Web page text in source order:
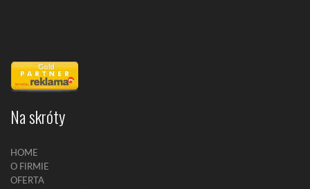
Na skróty
HOME
O FIRMIE
OFERTA